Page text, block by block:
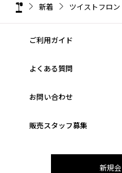
新着 ツイストフロ
ご利用ガイド
よくある質問
お問い合わせ
販売スタッフ募集
新規